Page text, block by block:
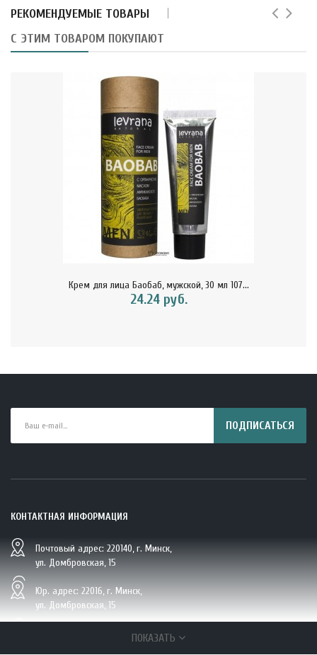
РЕКОМЕНДУЕМЫЕ ТОВАРЫ
С ЭТИМ ТОВАРОМ ПОКУПАЮТ
Крем для лица Баобаб, мужской, 30 мл 107...
24.24 руб.
BIO Кокосовая вода тетрапак 330 мл Vietcoco 112878..
5.23 руб.
ПОДПИСАТЬСЯ
КОНТАКТНАЯ ИНФОРМАЦИЯ
Почтовый адрес: 220140, г. Минск,
ул. Домбровская, 15
Юр. адрес: 22016, г. Минск,
ул. Домбровская, 15
+375 (29/33/25) 6 270 870, г. Минск,
ПОКАЗАТЬ